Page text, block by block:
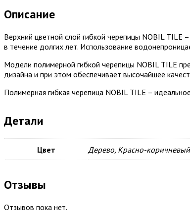
Описание
Верхний цветной слой гибкой черепицы NOBIL TILE
в течение долгих лет. Использование
Модели полимерной гибкой черепицы NOBIL TILE
дизайна и при этом обеспечивает высочайшее
Полимерная гибкая черепица NOBIL TILE –
Детали
Цвет Дерево, Красно-
Отзывы
Отзывов пока нет.